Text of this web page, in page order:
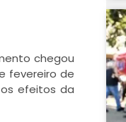
chegou
fevereiro de
efeitos da